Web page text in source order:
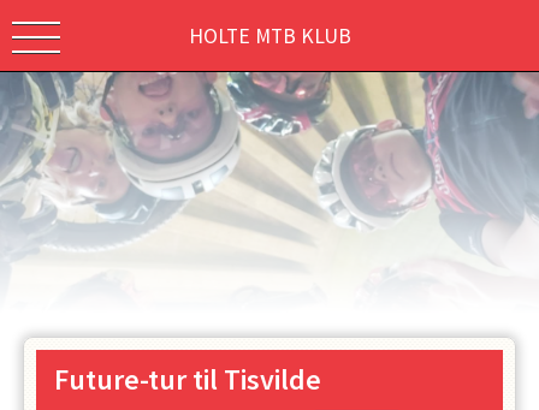
HOLTE MTB KLUB
Future-tur til Tisvilde